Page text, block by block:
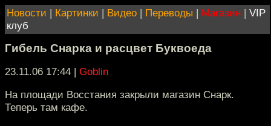
Новости | Картинки | Видео | Переводы | Магазин | VIP
клуб
Гибель Снарка и расцвет Буквоеда
23.11.06 17:44 | Goblin
На площади Восстания закрыли магазин Снарк.
Теперь там кафе.